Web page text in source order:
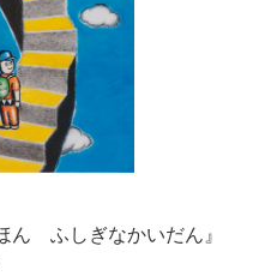
ん ふしぎなかいだん』